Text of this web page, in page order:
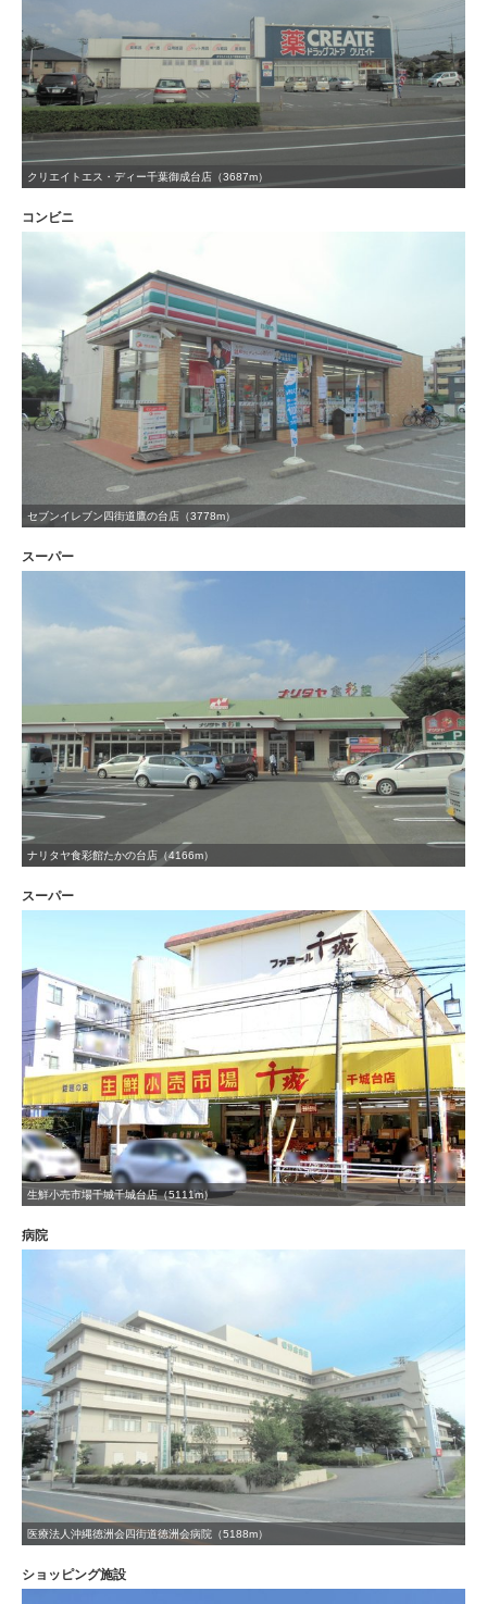
クリエイトエス・ディー千葉御成台店（3687m）
コンビニ
セブンイレブン四街道鷹の台店（3778m）
スーパー
ナリタヤ食彩館たかの台店（4166m）
スーパー
生鮮小売市場千城千城台店（5111m）
病院
医療法人沖縄徳洲会四街道徳洲会病院（5188m）
ショッピング施設